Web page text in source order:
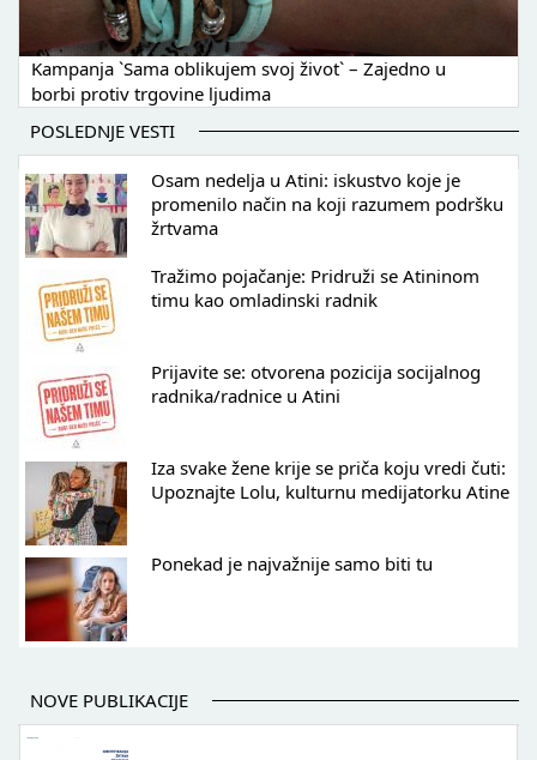
Kampanja `Sama oblikujem svoj život` – Zajedno u
borbi protiv trgovine ljudima
POSLEDNJE VESTI
Osam nedelja u Atini: iskustvo koje je
promenilo način na koji razumem podršku
žrtvama
Tražimo pojačanje: Pridruži se Atininom
timu kao omladinski radnik
Prijavite se: otvorena pozicija socijalnog
radnika/radnice u Atini
Iza svake žene krije se priča koju vredi čuti:
Upoznajte Lolu, kulturnu medijatorku Atine
Ponekad je najvažnije samo biti tu
NOVE PUBLIKACIJE